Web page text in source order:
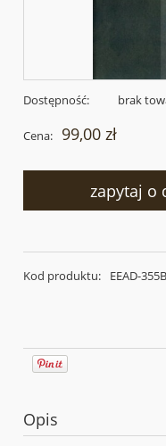
Dostępność: brak
Cena: 99,00 zł
zapytaj o
Kod produktu: EEAD-
Opis